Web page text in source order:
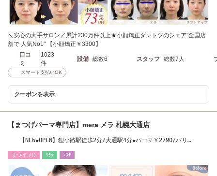
＼安心の大手サロン／累計230万件以上★小顔矯正ダントツのシェア"全国店
舗で 人気No1" 【小顔矯正￥3300】
口コ
ミ
1023
件
設備 総数6 スタッフ 総数7人
スマート支払いOK
クーポンを表示
【まつげパーマ専門店】mera メラ 札幌大通店
【NEW★OPEN】狸小路駅徒歩2分/大通駅4分★パーマ￥2790/パリ
まつげ･ﾒｲｸ ﾘﾗｸ ｴｽﾃ